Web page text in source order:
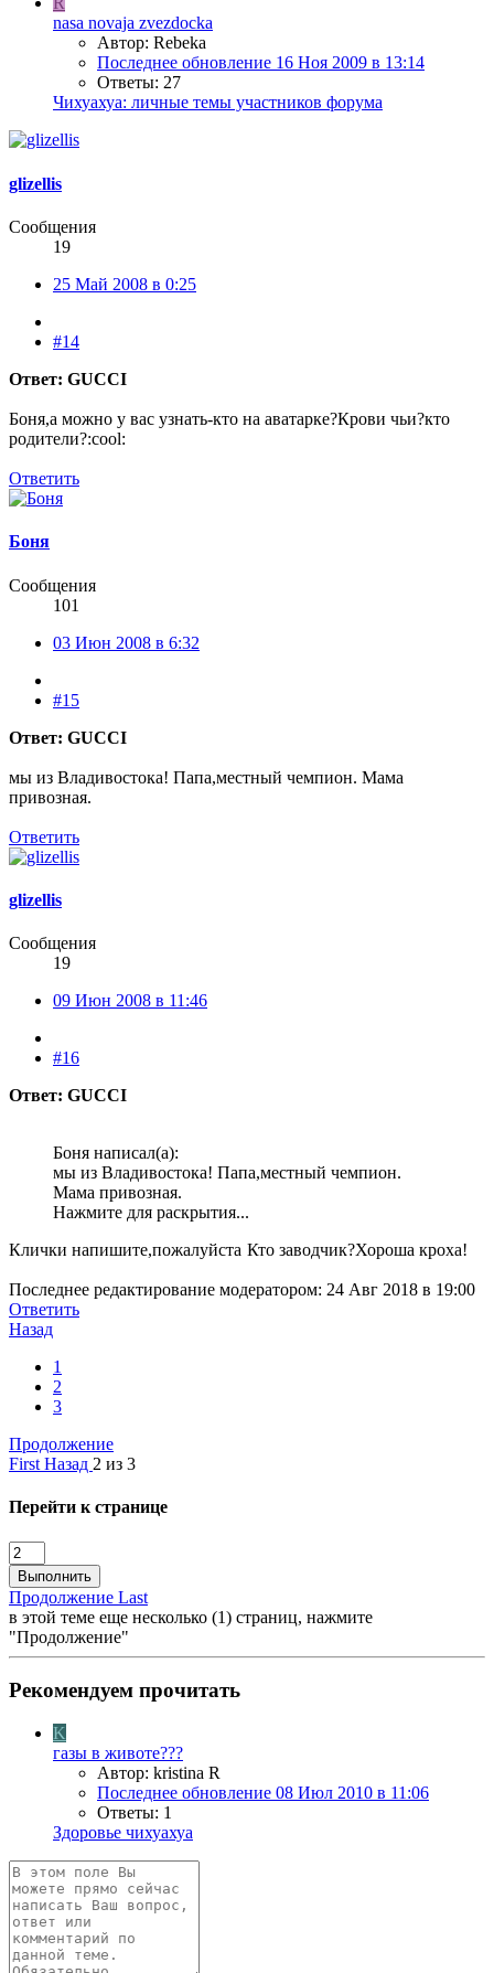
nasa novaja zvezdocka
Автор: Rebeka
Последнее обновление 16 Ноя 2009 в 13:14
Ответы: 27
Чихуахуа: личные темы участников форума
glizellis
Сообщения
19
25 Май 2008 в 0:25
#14
Ответ: GUCCI
Боня,а можно у вас узнать-кто на аватарке?Крови чьи?кто
родители?:cool:
Ответить
Боня
Сообщения
101
03 Июн 2008 в 6:32
#15
Ответ: GUCCI
мы из Владивостока! Папа,местный чемпион. Мама
привозная.
Ответить
glizellis
Сообщения
19
09 Июн 2008 в 11:46
#16
Ответ: GUCCI
Боня написал(а):
мы из Владивостока! Папа,местный чемпион.
Мама привозная.
Нажмите для раскрытия...
Клички напишите,пожалуйста Кто заводчик?Хороша кроха!
Последнее редактирование модератором: 24 Авг 2018 в 19:00
Ответить
Назад
1
2
3
Продолжение
First Назад 2 из 3
Перейти к странице
Выполнить
Продолжение Last
в этой теме еще несколько (1) страниц, нажмите
"Продолжение"
Рекомендуем прочитать
K
газы в животе???
Автор: kristina R
Последнее обновление 08 Июл 2010 в 11:06
Ответы: 1
Здоровье чихуахуа